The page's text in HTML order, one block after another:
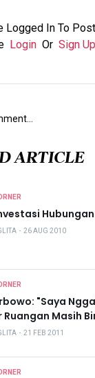
Logged In To
Login Or Sign Up
ARTICLE
・ 26 AUG 2010
"Saya
Ruangan Masih
・ 21 FEB 2011